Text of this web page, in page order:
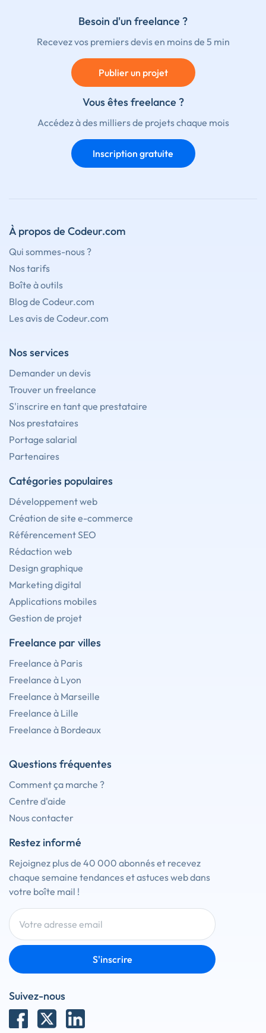
Besoin d'un freelance ?
Recevez vos premiers devis en moins de 5 min
Publier un projet
Vous êtes freelance ?
Accédez à des milliers de projets chaque mois
Inscription gratuite
À propos de Codeur.com
Qui sommes-nous ?
Nos tarifs
Boîte à outils
Blog de Codeur.com
Les avis de Codeur.com
Nos services
Demander un devis
Trouver un freelance
S'inscrire en tant que prestataire
Nos prestataires
Portage salarial
Partenaires
Catégories populaires
Développement web
Création de site e-commerce
Référencement SEO
Rédaction web
Design graphique
Marketing digital
Applications mobiles
Gestion de projet
Freelance par villes
Freelance à Paris
Freelance à Lyon
Freelance à Marseille
Freelance à Lille
Freelance à Bordeaux
Questions fréquentes
Comment ça marche ?
Centre d'aide
Nous contacter
Restez informé
Rejoignez plus de 40 000 abonnés et recevez
chaque semaine tendances et astuces web dans
votre boîte mail !
S'inscrire
Suivez-nous